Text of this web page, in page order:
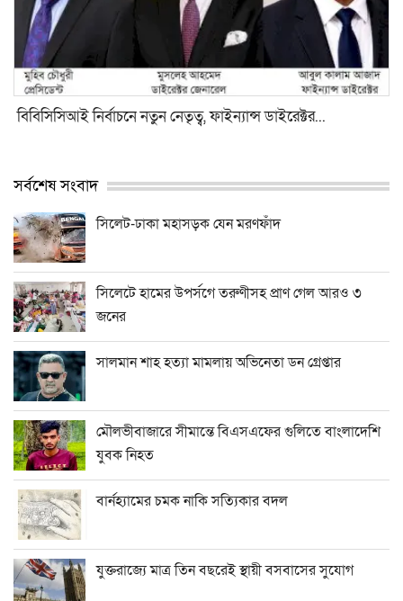
⁠বিবিসিসিআই নির্বাচনে নতুন নেতৃত্ব, ফাইন্যান্স ডাইরেক্টর...
সর্বশেষ সংবাদ
সিলেট-ঢাকা মহাসড়ক যেন মরণফাঁদ
সিলেটে হামের উপর্সগে তরুণীসহ প্রাণ গেল আরও ৩
জনের
সালমান শাহ হত্যা মামলায় অভিনেতা ডন গ্রেপ্তার
মৌলভীবাজারে সীমান্তে বিএসএফের গুলিতে বাংলাদেশি
যুবক নিহত
বার্নহ্যামের চমক নাকি সত্যিকার বদল
যুক্তরাজ্যে মাত্র তিন বছরেই স্থায়ী বসবাসের সুযোগ